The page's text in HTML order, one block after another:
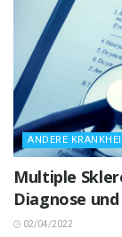
ANDERE
Multiple
Diagnose
02/04/2022